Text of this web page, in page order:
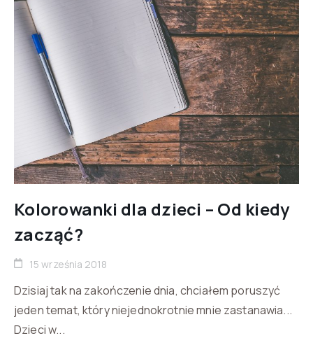
Kolorowanki dla dzieci – Od kiedy
zacząć?
15 września 2018
Dzisiaj tak na zakończenie dnia, chciałem poruszyć
jeden temat, który niejednokrotnie mnie zastanawia...
Dzieci w...